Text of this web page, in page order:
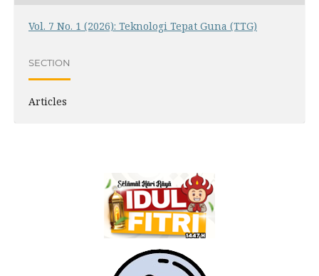
Vol. 7 No. 1 (2026): Teknologi Tepat Guna (TTG)
SECTION
Articles